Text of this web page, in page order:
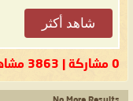
شاهد أكثر
0 مشاركة | 3863 مشاهدة